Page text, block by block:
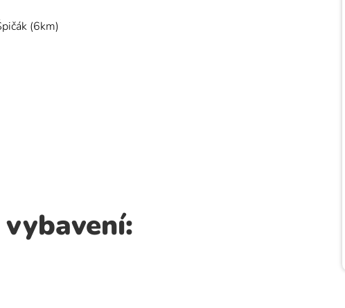
(6km)